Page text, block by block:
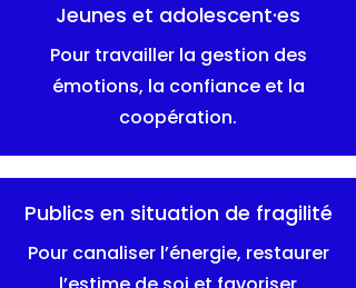
Jeunes et adolescent·es
Pour travailler la gestion des
émotions, la confiance et la
coopération.
Publics en situation de fragilité
Pour canaliser l’énergie, restaurer